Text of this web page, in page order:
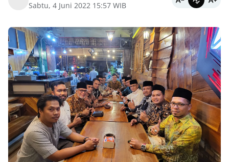
Sabtu, 4 Juni 2022 15:57 WIB